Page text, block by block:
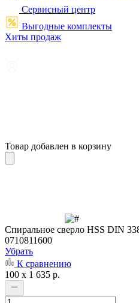
Сервисный центр
Выгодные комплекты
Хиты продаж
Товар добавлен в корзину
Cпиральное сверло HSS DIN
0710811600
Убрать
К сравнению
100 x 1 635 р.